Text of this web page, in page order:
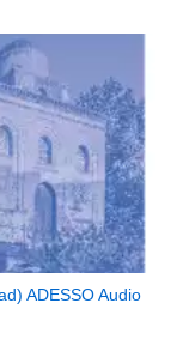
ADESSO Audio